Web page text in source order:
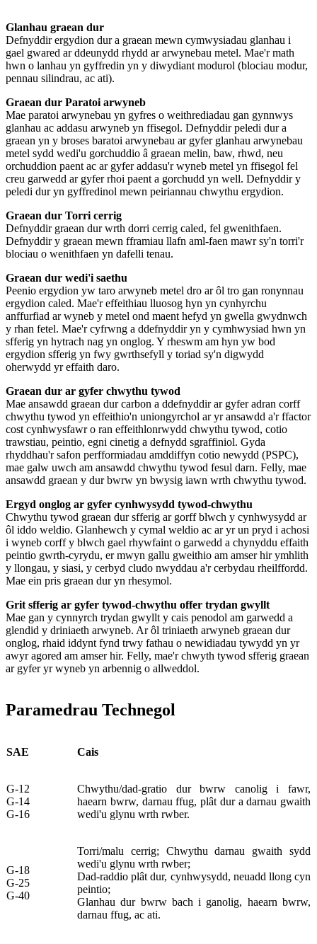
Glanhau graean dur
Defnyddir ergydion dur a graean mewn cymwysiadau glanhau i
gael gwared ar ddeunydd rhydd ar arwynebau metel. Mae'r math
hwn o lanhau yn gyffredin yn y diwydiant modurol (blociau modur,
pennau silindrau, ac ati).
Graean dur Paratoi arwyneb
Mae paratoi arwynebau yn gyfres o weithrediadau gan gynnwys
glanhau ac addasu arwyneb yn ffisegol. Defnyddir peledi dur a
graean yn y broses baratoi arwynebau ar gyfer glanhau arwynebau
metel sydd wedi'u gorchuddio â graean melin, baw, rhwd, neu
orchuddion paent ac ar gyfer addasu'r wyneb metel yn ffisegol fel
creu garwedd ar gyfer rhoi paent a gorchudd yn well. Defnyddir y
peledi dur yn gyffredinol mewn peiriannau chwythu ergydion.
Graean dur Torri cerrig
Defnyddir graean dur wrth dorri cerrig caled, fel gwenithfaen.
Defnyddir y graean mewn fframiau llafn aml-faen mawr sy'n torri'r
blociau o wenithfaen yn dafelli tenau.
Graean dur wedi'i saethu
Peenio ergydion yw taro arwyneb metel dro ar ôl tro gan ronynnau
ergydion caled. Mae'r effeithiau lluosog hyn yn cynhyrchu
anffurfiad ar wyneb y metel ond maent hefyd yn gwella gwydnwch
y rhan fetel. Mae'r cyfrwng a ddefnyddir yn y cymhwysiad hwn yn
sfferig yn hytrach nag yn onglog. Y rheswm am hyn yw bod
ergydion sfferig yn fwy gwrthsefyll y toriad sy'n digwydd
oherwydd yr effaith daro.
Graean dur ar gyfer chwythu tywod
Mae ansawdd graean dur carbon a ddefnyddir ar gyfer adran corff
chwythu tywod yn effeithio'n uniongyrchol ar yr ansawdd a'r ffactor
cost cynhwysfawr o ran effeithlonrwydd chwythu tywod, cotio
trawstiau, peintio, egni cinetig a defnydd sgraffiniol. Gyda
rhyddhau'r safon perfformiadau amddiffyn cotio newydd (PSPC),
mae galw uwch am ansawdd chwythu tywod fesul darn. Felly, mae
ansawdd graean y dur bwrw yn bwysig iawn wrth chwythu tywod.
Ergyd onglog ar gyfer cynhwysydd tywod-chwythu
Chwythu tywod graean dur sfferig ar gorff blwch y cynhwysydd ar
ôl iddo weldio. Glanhewch y cymal weldio ac ar yr un pryd i achosi
i wyneb corff y blwch gael rhywfaint o garwedd a chynyddu effaith
peintio gwrth-cyrydu, er mwyn gallu gweithio am amser hir ymhlith
y llongau, y siasi, y cerbyd cludo nwyddau a'r cerbydau rheilffordd.
Mae ein pris graean dur yn rhesymol.
Grit sfferig ar gyfer tywod-chwythu offer trydan gwyllt
Mae gan y cynnyrch trydan gwyllt y cais penodol am garwedd a
glendid y driniaeth arwyneb. Ar ôl triniaeth arwyneb graean dur
onglog, rhaid iddynt fynd trwy fathau o newidiadau tywydd yn yr
awyr agored am amser hir. Felly, mae'r chwyth tywod sfferig graean
ar gyfer yr wyneb yn arbennig o allweddol.
Paramedrau Technegol
SAE Cais
G-12
G-14
G-16
Chwythu/dad-gratio dur bwrw canolig i fawr,
haearn bwrw, darnau ffug, plât dur a darnau gwaith
wedi'u glynu wrth rwber.
G-18
G-25
G-40
Torri/malu cerrig; Chwythu darnau gwaith sydd
wedi'u glynu wrth rwber;
Dad-raddio plât dur, cynhwysydd, neuadd llong cyn
peintio;
Glanhau dur bwrw bach i ganolig, haearn bwrw,
darnau ffug, ac ati.